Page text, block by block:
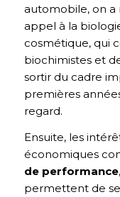
automobile, on a
appel à la
cosmétique, qui
biochimistes et
sortir du cadre
premières
regard.
Ensuite, les
économiques
de performance
permettent de